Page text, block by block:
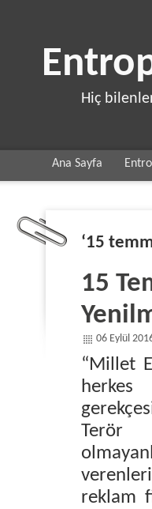
Hiç
Ana Sayfa
‘15
15
06 Eylül
“Millet
herkes
Terör
reklam